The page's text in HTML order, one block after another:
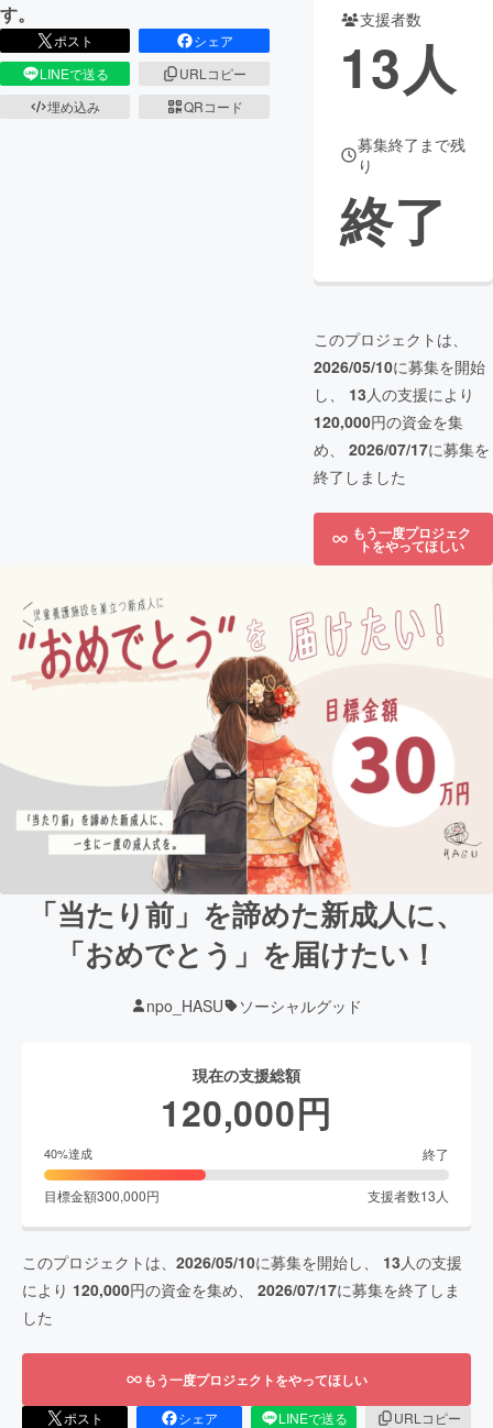
す。
ポスト
シェア
LINEで送る
URLコピー
埋め込み
QRコード
支援者数
13人
募集終了まで残
り
終了
このプロジェクトは、
2026/05/10に募集を開始
し、 13人の支援により
120,000円の資金を集
め、 2026/07/17に募集を
終了しました
もう一度プロジェク
トをやってほしい
「当たり前」を諦めた新成人に、
「おめでとう」を届けたい！
npo_HASU ソーシャルグッド
現在の支援総額
120,000円
40%達成 終了
目標金額300,000円 支援者数13 人
このプロジェクトは、 2026/05/10に募集を開始し、 13 人の支援
により 120,000円の資金を集め、 2026/07/17に募集を終了しま
した
もう一度プロジェクトをやってほしい
ポスト シェア LINEで送る
URLコピー